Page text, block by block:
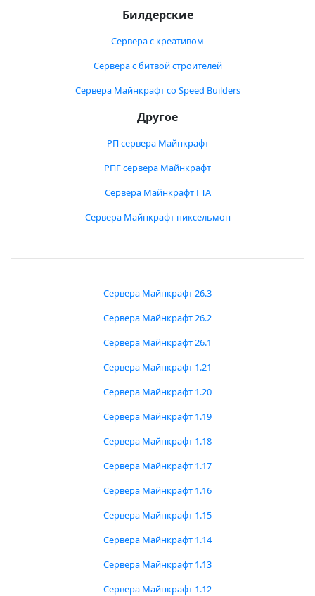
Билдерские
Сервера с креативом
Сервера с битвой строителей
Сервера Майнкрафт со Speed Builders
Другое
РП сервера Майнкрафт
РПГ сервера Майнкрафт
Сервера Майнкрафт ГТА
Сервера Майнкрафт пиксельмон
Сервера Майнкрафт 26.3
Сервера Майнкрафт 26.2
Сервера Майнкрафт 26.1
Сервера Майнкрафт 1.21
Сервера Майнкрафт 1.20
Сервера Майнкрафт 1.19
Сервера Майнкрафт 1.18
Сервера Майнкрафт 1.17
Сервера Майнкрафт 1.16
Сервера Майнкрафт 1.15
Сервера Майнкрафт 1.14
Сервера Майнкрафт 1.13
Сервера Майнкрафт 1.12